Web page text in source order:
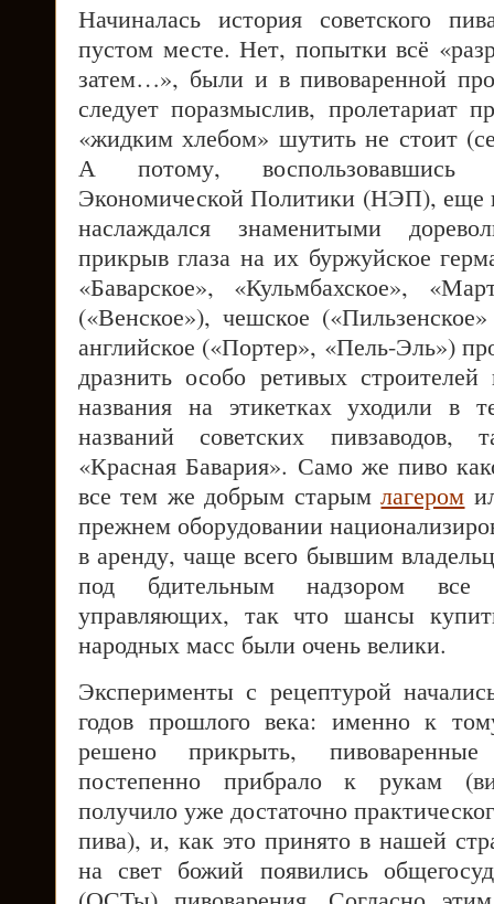
Начиналась история советского
пустом месте. Нет, попытки всё
затем…», были и в пивоваренной
следует поразмыслив, пролетариат
«жидким хлебом» шутить не стоит
А потому, воспользовавшись
Экономической Политики (НЭП), еще
наслаждался знаменитыми
прикрыв глаза на их буржуйское
«Баварское», «Кульмбахское»,
(«Венское»), чешское
английское («Портер», «Пель-Эль»)
дразнить особо ретивых
названия на этикетках уходили в
названий советских пивзаводов,
«Красная Бавария». Само же пиво
все тем же добрым старымлагером
прежнем оборудовании
в аренду, чаще всего бывшим
под бдительным надзором
управляющих, так что шансы
народных масс были очень велики.
Эксперименты с рецептурой
годов прошлого века: именно к
решено прикрыть, пивоваренные
постепенно прибрало к рукам
получило уже достаточно
пива), и, как это принято в нашей
на свет божий появились